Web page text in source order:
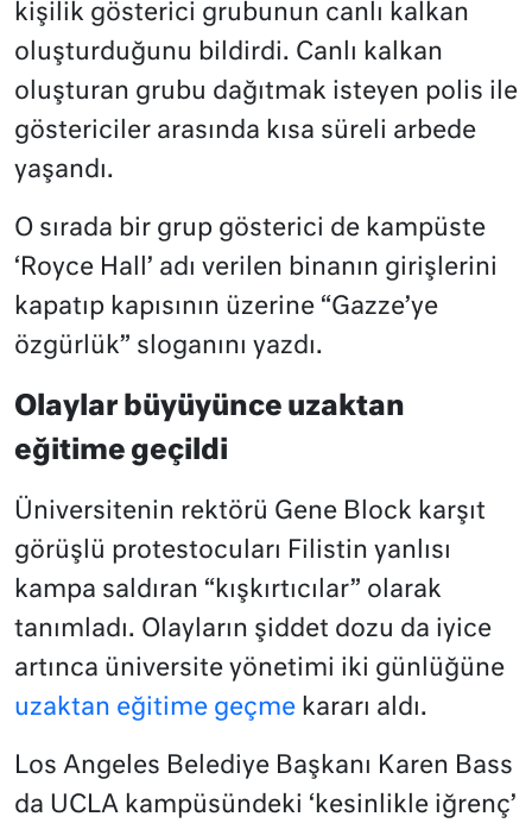
kişilik gösterici grubunun canlı kalkan
oluşturduğunu bildirdi. Canlı kalkan
oluşturan grubu dağıtmak isteyen polis ile
göstericiler arasında kısa süreli arbede
yaşandı.
O sırada bir grup gösterici de kampüste
‘Royce Hall’ adı verilen binanın girişlerini
kapatıp kapısının üzerine “Gazze’ye
özgürlük” sloganını yazdı.
Olaylar büyüyünce uzaktan
eğitime geçildi
Üniversitenin rektörü Gene Block karşıt
görüşlü protestocuları Filistin yanlısı
kampa saldıran “kışkırtıcılar” olarak
tanımladı. Olayların şiddet dozu da iyice
artınca üniversite yönetimi iki günlüğüne
uzaktan eğitime geçme kararı aldı.
Los Angeles Belediye Başkanı Karen Bass
da UCLA kampüsündeki ‘kesinlikle iğrenç’